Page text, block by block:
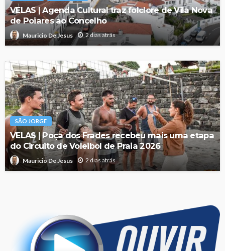
VELAS | Agenda Cultural traz folclore de Vila Nova
de Poiares ao Concelho
Mauricio De Jesus 2 dias atrás
SÃO JORGE
VELAS | Poça dos Frades recebeu mais uma etapa
do Circuito de Voleibol de Praia 2026
Mauricio De Jesus 2 dias atrás